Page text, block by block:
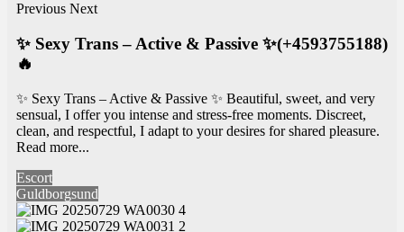
Previous Next
✨ Sexy Trans – Active & Passive ✨(+4593755188)
🔥
✨ Sexy Trans – Active & Passive ✨ Beautiful, sweet, and very
sensual, I offer you intense and stress-free moments. Discreet,
clean, and respectful, I adapt to your desires for shared pleasure.
Read more...
Escort
Guldborgsund